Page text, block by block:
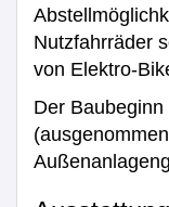
Nutzfahrräder
von Elektro-
Der